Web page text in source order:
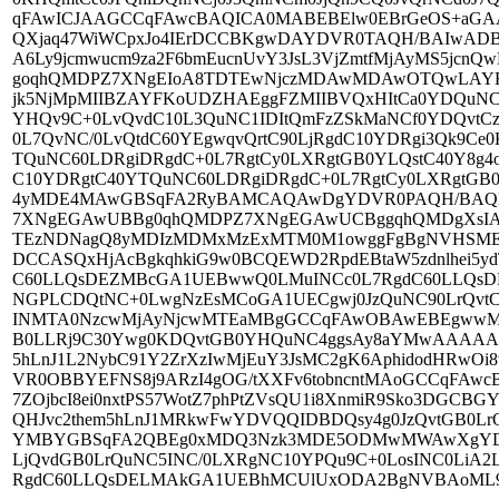
QXjaq47WiWCpxJo4IErDCCBKgwDAYDVR0TAQH/
0L7QvNC/
4yMDE4MAwGBSqFA2RyBAMCAQAwDgYDVR0PAQH/
VR0OBBYEFNS8j9ARzI4gOG/
LjQvdGB0LrQuNC5INC/